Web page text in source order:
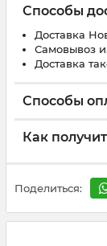
Способы
Доставка
Самовывоз
Доставка
Способы
Как
Поделиться: